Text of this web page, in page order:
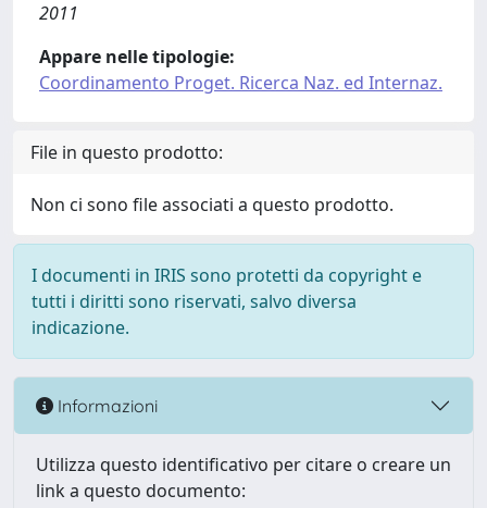
2011
Appare nelle tipologie:
Coordinamento Proget. Ricerca Naz. ed Internaz.
File in questo prodotto:
Non ci sono file associati a questo prodotto.
I documenti in IRIS sono protetti da copyright e
tutti i diritti sono riservati, salvo diversa
indicazione.
Informazioni
Utilizza questo identificativo per citare o creare un
link a questo documento: